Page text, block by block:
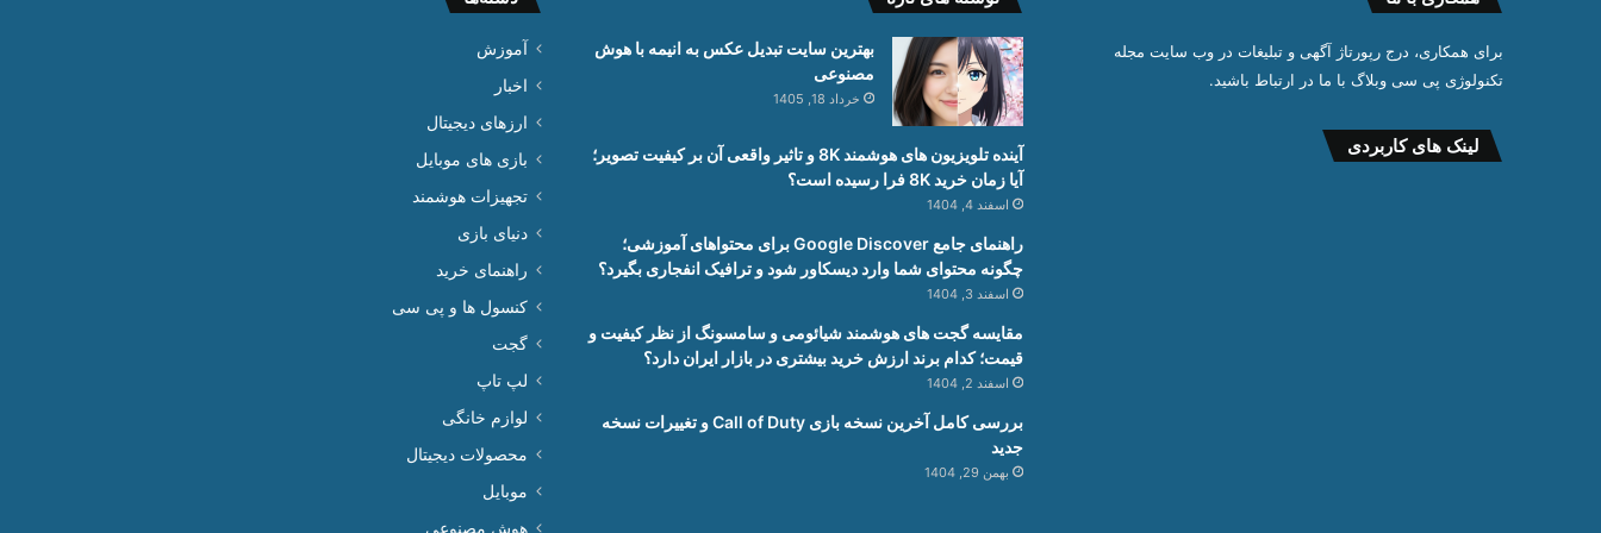
برای همکاری، درج رپورتاژ آگهی و تبلیغات در وب سایت مجله
تکنولوژی پی سی وبلاگ با ما در ارتباط باشید.
لینک های کاربردی
بهترین سایت تبدیل عکس به انیمه با هوش
مصنوعی
خرداد 18, 1405
آینده تلویزیون های هوشمند 8K و تاثیر واقعی آن بر کیفیت تصویر؛
آیا زمان خرید 8K فرا رسیده است؟
اسفند 4, 1404
راهنمای جامع Google Discover برای محتواهای آموزشی؛
چگونه محتوای شما وارد دیسکاور شود و ترافیک انفجاری بگیرد؟
اسفند 3, 1404
مقایسه گجت های هوشمند شیائومی و سامسونگ از نظر کیفیت و
قیمت؛ کدام برند ارزش خرید بیشتری در بازار ایران دارد؟
اسفند 2, 1404
بررسی کامل آخرین نسخه بازی Call of Duty و تغییرات نسخه
جدید
بهمن 29, 1404
آموزش
اخبار
ارزهای دیجیتال
بازی های موبایل
تجهیزات هوشمند
دنیای بازی
راهنمای خرید
کنسول ها و پی سی
گجت
لپ تاپ
لوازم خانگی
محصولات دیجیتال
موبایل
هوش مصنوعی